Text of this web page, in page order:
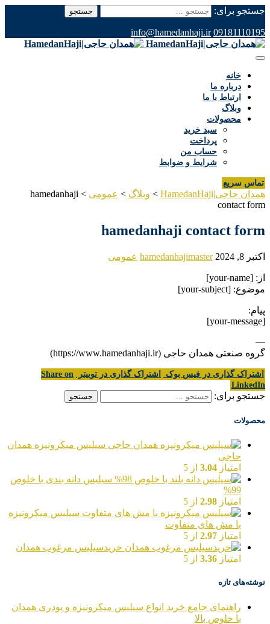
جستجو برای:
09181110195
info@hamedanhaji.ir
خانه
درباره ما
ارتباط با ما
وبلاگ
محصولات
سبد خرید
پرداخت
حساب من
شرایط و ضوابط
تماس سریع
همدان حاجی|HamedanHaji > وبلاگ > عمومی >
hamedanhaji
contact form
hamedanhaji contact form
اکتبر 8, 2024 hamedanhajimaster عمومی
از: [your-name]
موضوع: [your-subject]
پیام:
[your-message]
—
گروه صنعتی همدان حاجی (https://www.hamedanhaji.ir)
اشتراک گذاری در فیس بوک اشتراک گذاری در توییتر
Share on
LinkedIn
جستجو برای:
محصولات
سیلیس میکرونیزه همدان
حاجی
امتیاز 3.04 از 5
سیلیس دانه بندی با خلوص
99%
امتیاز 2.98 از 5
سیلیس میکرونیزه
با مش های متفاوت
امتیاز 2.97 از 5
خریدسیلیس مرغوب همدان
امتیاز 3.36 از 5
نوشته‌های تازه
راهنمای جامع خرید انواع سیلیس میکرونیزه و پودری همدان
با خلوص بالا